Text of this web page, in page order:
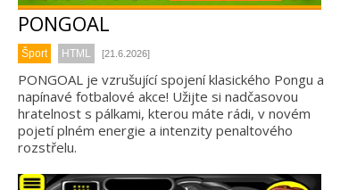
PONGOAL
Šport HTML [21.6.2026]
PONGOAL je vzrušující spojení klasického Pongu a
napínavé fotbalové akce! Užijte si nadčasovou
hratelnost s pálkami, kterou máte rádi, v novém
pojetí plném energie a intenzity penaltového
rozstřelu.